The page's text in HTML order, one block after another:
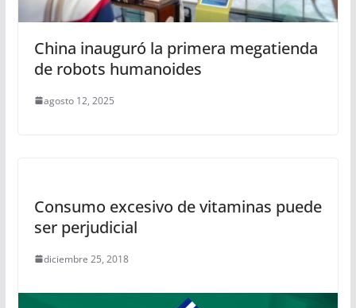
China inauguró la primera megatienda
de robots humanoides
agosto 12, 2025
Consumo excesivo de vitaminas puede
ser perjudicial
diciembre 25, 2018